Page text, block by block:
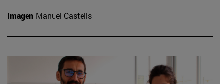
Imagen Manuel Castells